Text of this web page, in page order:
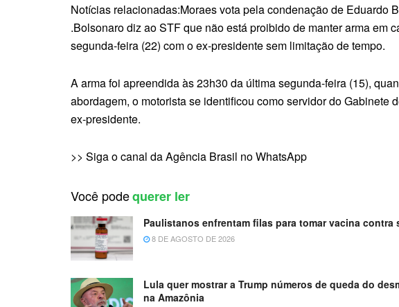
Notícias relacionadas:Moraes vota pela condenação de Eduardo
.Bolsonaro diz ao STF que não está proibido de manter arma em
segunda-feira (22) com o ex-presidente sem limitação de tempo.
A arma foi apreendida às 23h30 da última segunda-feira (15),
abordagem, o motorista se identificou como servidor do
ex-presidente.
>> Siga o canal da Agência Brasil no WhatsApp
Você podequerer ler
Paulistanos enfrentam filas para tomar vacina contra
8 DE AGOSTO DE 2026
Lula quer mostrar a Trump números de queda do
na Amazônia